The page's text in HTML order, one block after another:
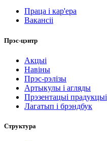
Праца і кар'ера
Вакансіі
Прэс-цэнтр
Акцыі
Навіны
Прэс-рэлізы
Артыкулы і агляды
Прэзентацыі прадукцыі
Лагатып і брэндбук
Структура